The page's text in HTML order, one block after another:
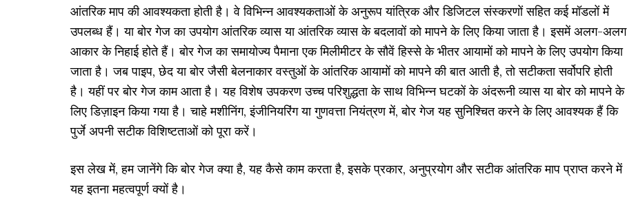
आंतरिक माप की आवश्यकता होती है। वे विभिन्न आवश्यकताओं के अनुरूप यांत्रिक और डिजिटल संस्करणों सहित कई मॉडलों में
उपलब्ध हैं। या बोर गेज का उपयोग आंतरिक व्यास या आंतरिक व्यास के बदलावों को मापने के लिए किया जाता है। इसमें अलग-अलग
आकार के निहाई होते हैं। बोर गेज का समायोज्य पैमाना एक मिलीमीटर के सौवें हिस्से के भीतर आयामों को मापने के लिए उपयोग किया
जाता है। जब पाइप, छेद या बोर जैसी बेलनाकार वस्तुओं के आंतरिक आयामों को मापने की बात आती है, तो सटीकता सर्वोपरि होती
है। यहीं पर बोर गेज काम आता है। यह विशेष उपकरण उच्च परिशुद्धता के साथ विभिन्न घटकों के अंदरूनी व्यास या बोर को मापने के
लिए डिज़ाइन किया गया है। चाहे मशीनिंग, इंजीनियरिंग या गुणवत्ता नियंत्रण में, बोर गेज यह सुनिश्चित करने के लिए आवश्यक हैं कि
पुर्जे अपनी सटीक विशिष्टताओं को पूरा करें।
इस लेख में, हम जानेंगे कि बोर गेज क्या है, यह कैसे काम करता है, इसके प्रकार, अनुप्रयोग और सटीक आंतरिक माप प्राप्त करने में
यह इतना महत्वपूर्ण क्यों है।